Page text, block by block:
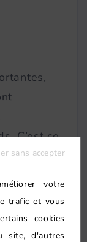
C’est ce
Le
le
sans accepter
votre
trafic et vous
cookies
site, d'autres